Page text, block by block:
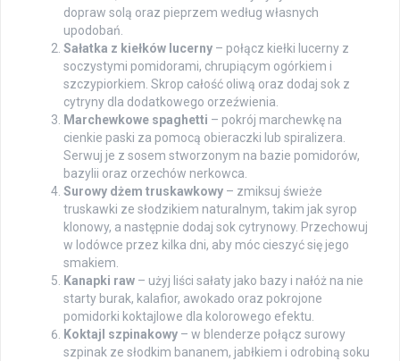
dopraw solą oraz pieprzem według własnych
upodobań.
Sałatka z kiełków lucerny – połącz kiełki lucerny z
soczystymi pomidorami, chrupiącym ogórkiem i
szczypiorkiem. Skrop całość oliwą oraz dodaj sok z
cytryny dla dodatkowego orzeźwienia.
Marchewkowe spaghetti – pokrój marchewkę na
cienkie paski za pomocą obieraczki lub spiralizera.
Serwuj je z sosem stworzonym na bazie pomidorów,
bazylii oraz orzechów nerkowca.
Surowy dżem truskawkowy – zmiksuj świeże
truskawki ze słodzikiem naturalnym, takim jak syrop
klonowy, a następnie dodaj sok cytrynowy. Przechowuj
w lodówce przez kilka dni, aby móc cieszyć się jego
smakiem.
Kanapki raw – użyj liści sałaty jako bazy i nałóż na nie
starty burak, kalafior, awokado oraz pokrojone
pomidorki koktajlowe dla kolorowego efektu.
Koktajl szpinakowy – w blenderze połącz surowy
szpinak ze słodkim bananem, jabłkiem i odrobiną soku